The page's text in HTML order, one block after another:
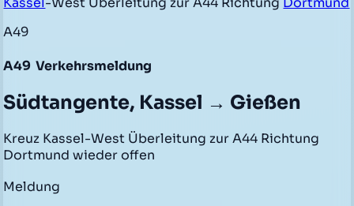
A49
A49 Verkehrsmeldung
Südtangente, Kassel → Gießen
Kreuz Kassel-West Überleitung zur A44 Richtung
Dortmund wieder offen
Meldung